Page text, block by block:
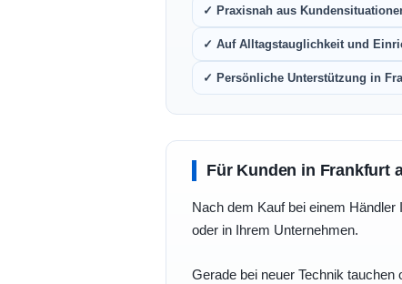
✓ Praxisnah aus
✓ Auf Alltagstauglichkeit und
✓ Persönliche Unterstützung in
Für Kunden in Frankfurt
Nach dem Kauf bei einem
oder in Ihrem Unternehmen.
Gerade bei neuer Technik